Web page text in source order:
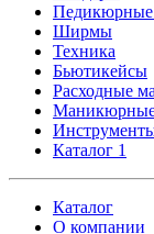
Педикюрные
Ширмы
Техника
Бьютикейсы
Расходные
Маникюрные
Каталог 1
Каталог
О компании